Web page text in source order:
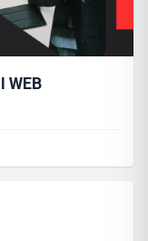
WEB